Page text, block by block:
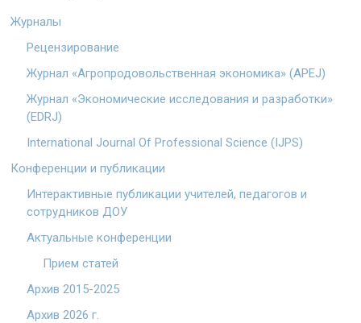
Журналы
Рецензирование
Журнал «Агропродовольственная экономика» (APEJ)
Журнал «Экономические исследования и разработки»
(EDRJ)
International Journal Of Professional Science (IJPS)
Конференции и публикации
Интерактивные публикации учителей, педагогов и
сотрудников ДОУ
Актуальные конференции
Прием статей
Архив 2015-2025
Архив 2026 г.